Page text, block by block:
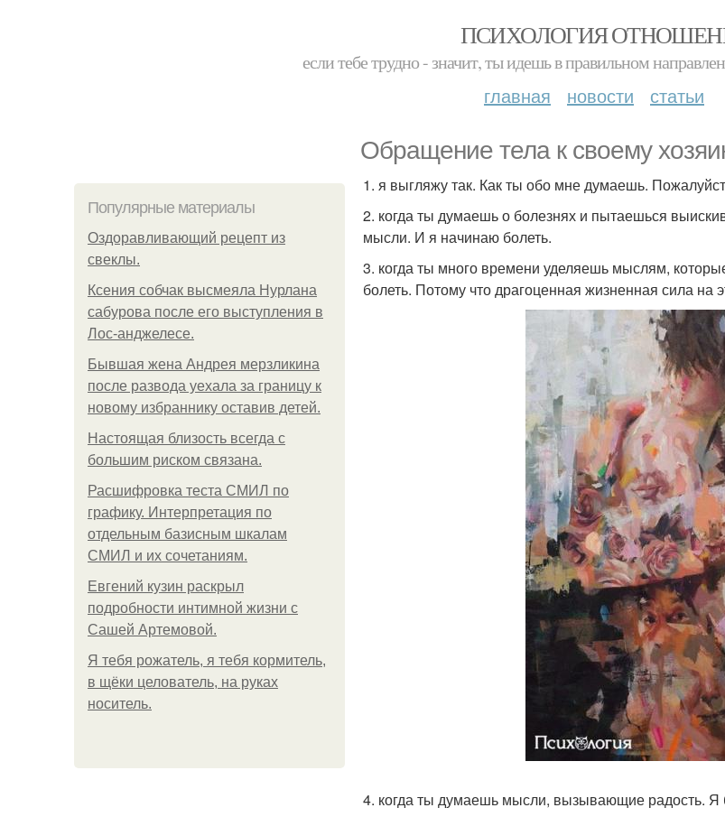
ПСИХОЛОГИЯ
если тебе трудно - значит, ты идешь в правильном
главная новости статьи
Обращение тела к своему
Популярные материалы
Оздоравливающий рецепт из
свеклы.
Ксения собчак высмеяла Нурлана
сабурова после его выступления в
Лос-анджелесе.
Бывшая жена Андрея мерзликина
после развода уехала за границу к
новому избраннику оставив детей.
Hacтоящая близость всегда с
большим риском связана.
Расшифровка теста СМИЛ по
графику. Интерпретация по
отдельным базисным шкалам
СМИЛ и их сочетаниям.
Евгений кузин раскрыл
подробности интимной жизни с
Сашей Артемовой.
Я тебя рожатель, я тебя кормитель,
в щёки целователь, на руках
носитель.
1. я выгляжу так. Как ты обо мне думаешь.
2. когда ты думаешь о болезнях и пытаешься
мысли. И я начинаю болеть.
3. когда ты много времени уделяешь мыслям,
болеть. Потому что драгоценная жизненная сила на
4. когда ты думаешь мысли, вызывающие радость. Я